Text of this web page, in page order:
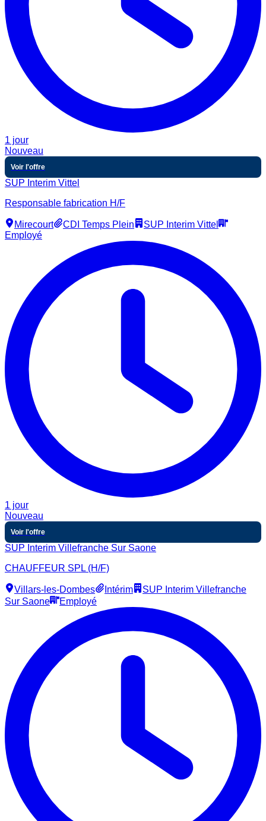
1 jour
Nouveau
Voir l'offre
SUP Interim Vittel
Responsable fabrication H/F
Mirecourt CDI Temps Plein
SUP Interim Vittel
Employé
1 jour
Nouveau
Voir l'offre
SUP Interim Villefranche Sur Saone
CHAUFFEUR SPL (H/F)
Villars-les-Dombes Intérim
SUP Interim Villefranche
Sur Saone
Employé